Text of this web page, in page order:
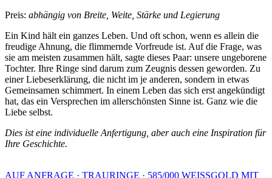
Preis: abhängig von Breite, Weite, Stärke und Legierung
Ein Kind hält ein ganzes Leben. Und oft schon, wenn es allein die
freudige Ahnung, die flimmernde Vorfreude ist. Auf die Frage, was
sie am meisten zusammen hält, sagte dieses Paar: unsere ungeborene
Tochter. Ihre Ringe sind darum zum Zeugnis dessen geworden. Zu
einer Liebeserklärung, die nicht im je anderen, sondern in etwas
Gemeinsamen schimmert. In einem Leben das sich erst angekündigt
hat, das ein Versprechen im allerschönsten Sinne ist. Ganz wie die
Liebe selbst.
Dies ist eine individuelle Anfertigung, aber auch eine Inspiration für
Ihre Geschichte.
AUF ANFRAGE · TRAURINGE · 585/000 WEISSGOLD MIT